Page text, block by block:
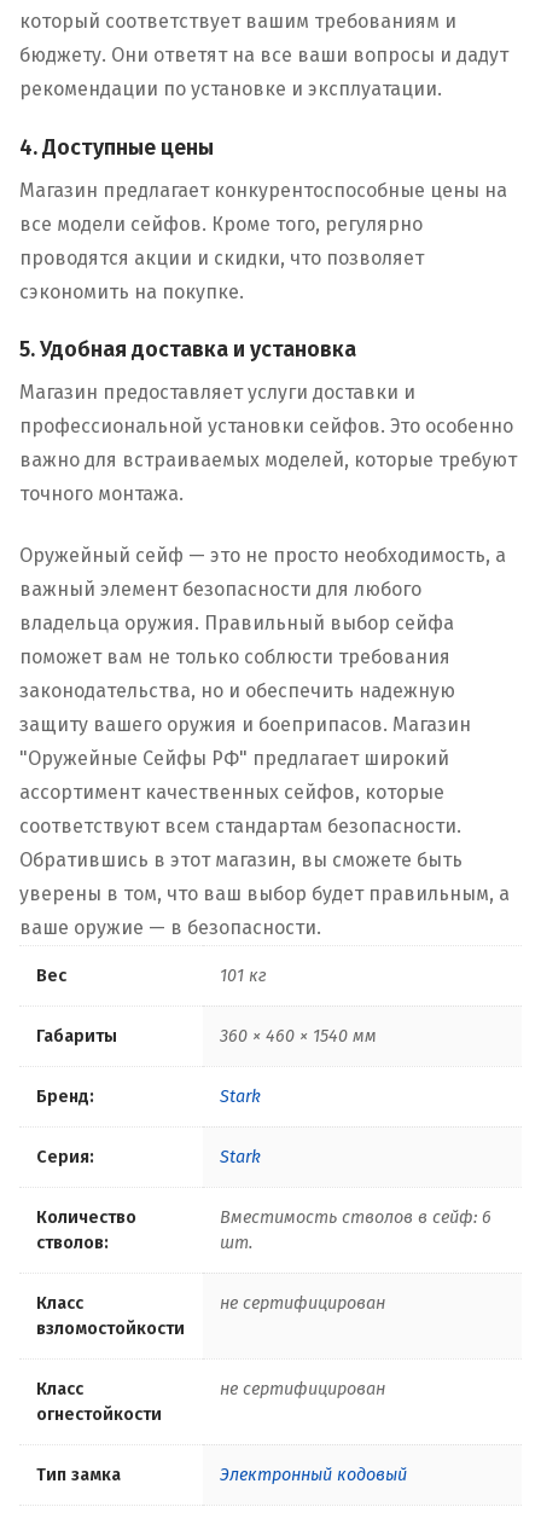
который соответствует вашим требованиям и
бюджету. Они ответят на все ваши вопросы и дадут
рекомендации по установке и эксплуатации.
4. Доступные цены
Магазин предлагает конкурентоспособные цены на
все модели сейфов. Кроме того, регулярно
проводятся акции и скидки, что позволяет
сэкономить на покупке.
5. Удобная доставка и установка
Магазин предоставляет услуги доставки и
профессиональной установки сейфов. Это особенно
важно для встраиваемых моделей, которые требуют
точного монтажа.
Оружейный сейф — это не просто необходимость, а
важный элемент безопасности для любого
владельца оружия. Правильный выбор сейфа
поможет вам не только соблюсти требования
законодательства, но и обеспечить надежную
защиту вашего оружия и боеприпасов. Магазин
"Оружейные Сейфы РФ" предлагает широкий
ассортимент качественных сейфов, которые
соответствуют всем стандартам безопасности.
Обратившись в этот магазин, вы сможете быть
уверены в том, что ваш выбор будет правильным, а
ваше оружие — в безопасности.
Вес 101 кг
Габариты 360 × 460 × 1540 мм
Бренд: Stark
Серия: Stark
Количество
стволов:
Вместимость стволов в сейф: 6
шт.
Класс
взломостойкости
не сертифицирован
Класс
огнестойкости
не сертифицирован
Тип замка Электронный кодовый